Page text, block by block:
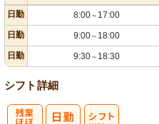
日勤
8:00～ 17:00
日勤 9:00～ 18:00
日勤 9:30～ 18:30
シフト詳細